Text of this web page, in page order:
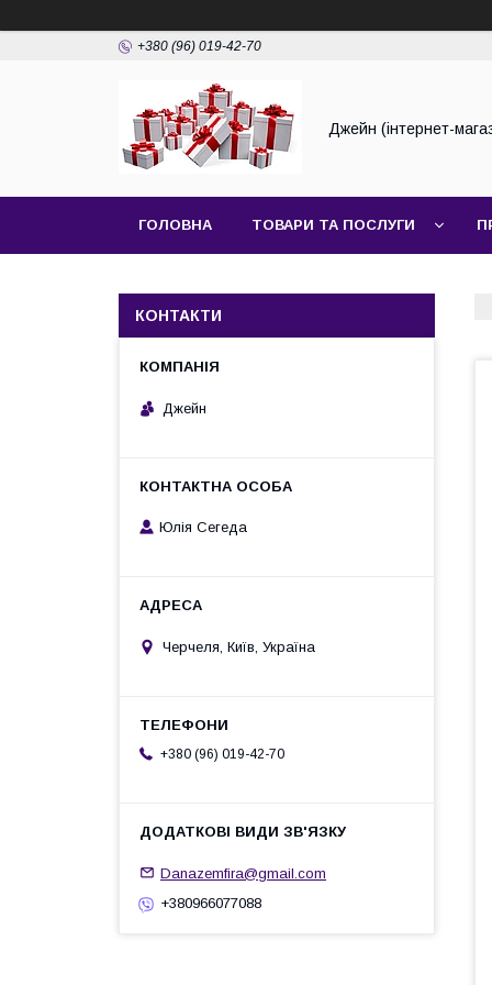
+380 (96) 019-42-70
Джейн (інтернет-
ГОЛОВНА ТОВАРИ ТА ПОСЛУГИ
КОНТАКТИ
Джейн
Юлія Сегеда
Черчеля, Київ, Україна
+380 (96) 019-42-70
Danazemfira@gmail.com
+380966077088